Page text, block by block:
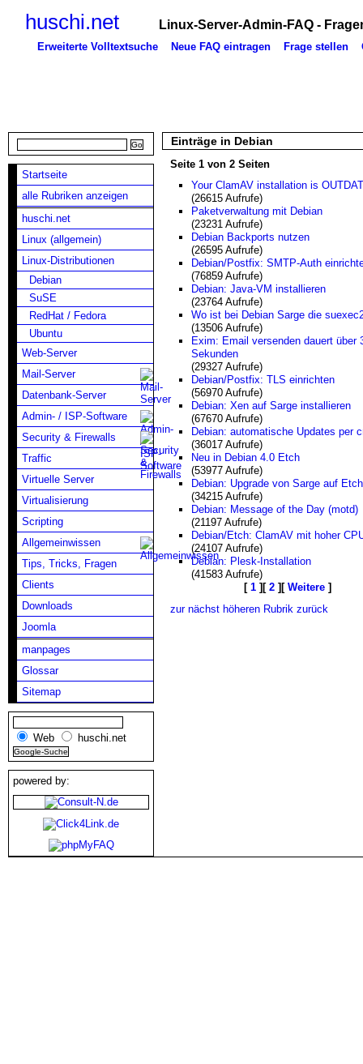
huschi.net Linux-Server-Admin-FAQ -
Frage stellen
Neue FAQ eintragen
Erweiterte Volltextsuche
Startseite
alle Rubriken anzeigen
huschi.net
Linux (allgemein)
Linux-Distributionen
Debian
SuSE
RedHat / Fedora
Ubuntu
Web-Server
Mail-Server
Datenbank-Server
Admin- / ISP-Software
Security & Firewalls
Traffic
Virtuelle Server
Virtualisierung
Scripting
Allgemeinwissen
Tips, Tricks, Fragen
Clients
Downloads
Joomla
manpages
Glossar
Sitemap
Web huschi.net
powered by:
Einträge in Debian
Seite 1 von 2 Seiten
Your ClamAV installation is
(26615 Aufrufe)
Paketverwaltung mit Debian
(23231 Aufrufe)
Debian Backports nutzen
(26595 Aufrufe)
Debian/Postfix: SMTP-Auth
(76859 Aufrufe)
Debian: Java-VM installieren
(23764 Aufrufe)
Wo ist bei Debian Sarge die
(13506 Aufrufe)
Exim: Email versenden dauert über
Sekunden
(29327 Aufrufe)
Debian/Postfix: TLS einrichten
(56970 Aufrufe)
Debian: Xen auf Sarge installieren
(67670 Aufrufe)
Debian: automatische Updates per
(36017 Aufrufe)
Neu in Debian 4.0 Etch
(53977 Aufrufe)
Debian: Upgrade von Sarge auf Etch
(34215 Aufrufe)
Debian: Message of the Day (motd)
(21197 Aufrufe)
Debian/Etch: ClamAV mit hoher
(24107 Aufrufe)
Debian: Plesk-Installation
(41583 Aufrufe)
[ 1 ][ 2 ][ Weitere ]
zur nächst höheren Rubrik zurück